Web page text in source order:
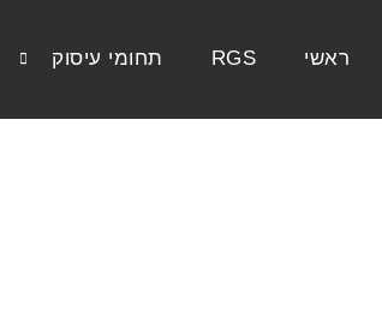
ראשי RGS תחומי עיסוק